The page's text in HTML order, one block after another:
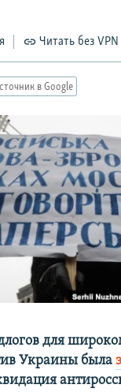
НА РАССЫЛКУ
РС
Читать без VPN
в Google
для
Украины была